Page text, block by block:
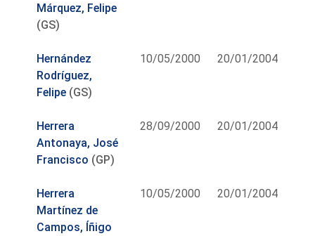
Márquez, Felipe
(GS)
Hernández
Rodríguez,
Felipe (GS)
10/05/2000 20/01/2004
Herrera
Antonaya, José
Francisco (GP)
28/09/2000 20/01/2004
Herrera
Martínez de
Campos, Íñigo
10/05/2000 20/01/2004